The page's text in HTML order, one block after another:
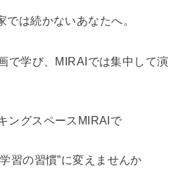
は続かないあなたへ。
で学び、MIRAIでは集中して演
ングスペースMIRAIで
習の習慣”に変えませんか